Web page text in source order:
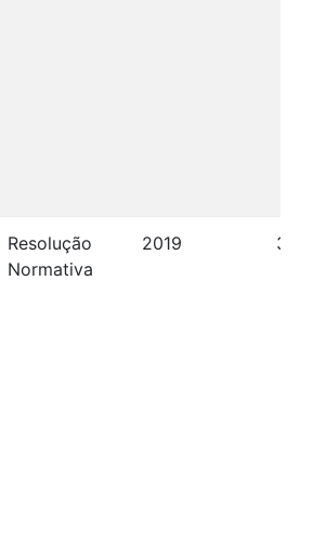
Resolução
Normativa
2019 30/